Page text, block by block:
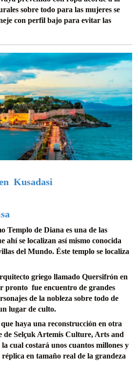
sobre todo para las mujeres se
con perfil bajo para evitar las
Kusadasi
Templo de Diana es una de las
ahí se localizan así mismo conocida
del Mundo. Éste templo se localiza
griego llamado Quersifrón en
pronto fue encuentro de grandes
de la nobleza sobre todo de
lugar de culto.
haya una reconstrucción en otra
de Selçuk Artemis Culture, Arts and
cual costará unos cuantos millones y
en tamaño real de la grandeza